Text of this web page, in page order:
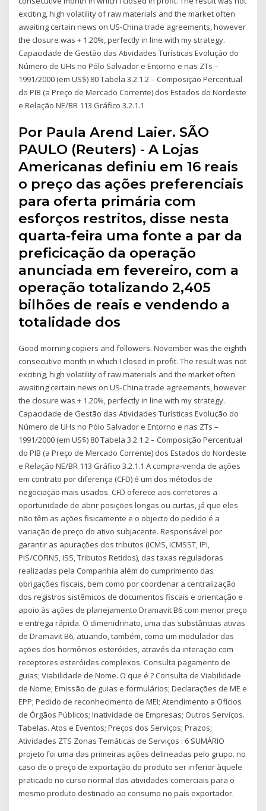
exciting, high volatility of raw materials and the market often
awaiting certain news on US-China trade agreements, however
the closure was + 1.20%, perfectly in line with my strategy.
Capacidade de Gestão das Atividades Turísticas Evolução do
Número de UHs no Pólo Salvador e Entorno e nas ZTs –
1991/2000 (em US$) 80 Tabela 3.2.1.2 – Composição Percentual
do PIB (a Preço de Mercado Corrente) dos Estados do Nordeste
e Relação NE/BR 113 Gráfico 3.2.1.1
Por Paula Arend Laier. SÃO
PAULO (Reuters) - A Lojas
Americanas definiu em 16 reais
o preço das ações preferenciais
para oferta primária com
esforços restritos, disse nesta
quarta-feira uma fonte a par da
preficicação da operação
anunciada em fevereiro, com a
operação totalizando 2,405
bilhões de reais e vendendo a
totalidade dos
Good morning copiers and followers. November was the eighth
consecutive month in which I closed in profit. The result was not
exciting, high volatility of raw materials and the market often
awaiting certain news on US-China trade agreements, however
the closure was + 1.20%, perfectly in line with my strategy.
Capacidade de Gestão das Atividades Turísticas Evolução do
Número de UHs no Pólo Salvador e Entorno e nas ZTs –
1991/2000 (em US$) 80 Tabela 3.2.1.2 – Composição Percentual
do PIB (a Preço de Mercado Corrente) dos Estados do Nordeste
e Relação NE/BR 113 Gráfico 3.2.1.1 A compra-venda de ações
em contrato por diferença (CFD) é um dos métodos de
negociação mais usados. CFD oferece aos corretores a
oportunidade de abrir posições longas ou curtas, já que eles
não têm as ações fisicamente e o objecto do pedido é a
variação de preço do ativo subjacente. Responsável por
garantir as apurações dos tributos (ICMS, ICMSST, IPI,
PIS/COFINS, ISS, Tributos Retidos), das taxas reguladoras
realizadas pela Companhia além do cumprimento das
obrigações fiscais, bem como por coordenar a centralização
dos registros sistêmicos de documentos fiscais e orientação e
apoio às ações de planejamento Dramavit B6 com menor preço
e entrega rápida. O dimenidrinato, uma das substâncias ativas
de Dramavit B6, atuando, também, como um modulador das
ações dos hormônios esteróides, através da interação com
receptores esteróides complexos. Consulta pagamento de
guias; Viabilidade de Nome. O que é ? Consulta de Viabilidade
de Nome; Emissão de guias e formulários; Declarações de ME e
EPP; Pedido de reconhecimento de MEI; Atendimento a Ofícios
de Órgãos Públicos; Inatividade de Empresas; Outros Serviços.
Tabelas. Atos e Eventos; Preços dos Serviços; Prazos;
Atividades ZTS Zonas Temáticas de Serviços . 6 SUMÁRIO
projeto foi uma das primeiras ações delineadas pelo grupo. no
caso de o preço de exportação do produto ser inferior àquele
praticado no curso normal das atividades comerciais para o
mesmo produto destinado ao consumo no país exportador.